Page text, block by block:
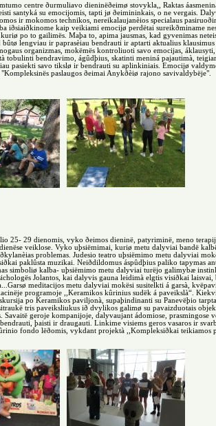
centre ðurmuliavo dieninëðeimø stovykla,, Raktas
santyká su emocijomis, tapti jø ðeimininkais, o ne vergais.
ir mokomos technikos, nereikalaujanèios specialaus
iðsiaiðkinome kaip veikiami emocijø perdëtai sureikðminame
po to gailimës. Maþa to, apima jausmas, kad gyvenimas
bûtø lengviau ir paprasèiau bendrauti ir aptarti aktualius
organizmas, mokëmës kontroliuoti savo emocijas,
tobulinti bendravimo, ágûdþius, skatinti meniná pajautimà,
pasiekti savo tikslø ir bendrauti su aplinkiniais. Emocijø
paslaugos ðeimai Anykðèiø rajono savivaldybëje".
25- 29 dienomis, vyko ðeimos dieninë, patyriminë, meno
veiklose. Vyko uþsiëmimai, kuriø metu dalyviai bandë
problemas. Judesio teatro uþsiëmimo metu dalyviai
paklûsta muzikai. Neiðdildomus áspûdþius paliko tapymas
simboliø kalba- uþsiëmimo metu dalyviai turëjo galimybæ
Jolantos, kai dalyvis gauna leidimà elgtis visiðkai
meditacijos metu dalyviai mokësi susitelkti á garsà,
programoje ,,Keramikos kûrinius sudëk á paveikslà“.
po Keramikos paviljonà, supaþindinanti su Panevëþio
tris paveiksliukus ið dvylikos galimø su pavaizduotais
geroje kompanijoje, dalyvaujant ádomiose, prasmingose
þaisti ir draugauti. Linkime visiems geros vasaros ir
fondo lëðomis, vykdant projektà ,,Kompleksiðkai teikiamos